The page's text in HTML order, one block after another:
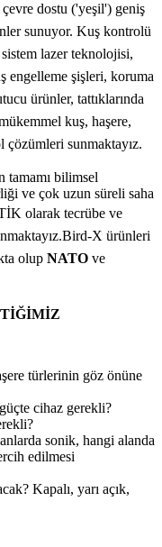
dostu ('yeşil') geniş
sunuyor. Kuş kontrolü
lazer teknolojisi,
engelleme şişleri, koruma
ürünler, tattıklarında
kuş, haşere,
sunmaktayız.
bilimsel
ve çok uzun süreli saha
olarak tecrübe ve
Bird-X ürünleri
olup NATO ve
türlerinin göz önüne
cihaz gerekli?
sonik, hangi alanda
edilmesi
Kapalı, yarı açık,